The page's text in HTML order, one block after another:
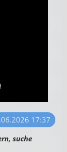
17:37
suche